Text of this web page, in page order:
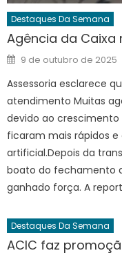
Destaques Da Semana
Agência da
Posted
on
9 de outubro de 2025
Assessoria esclarece
atendimento Muitas
devido ao crescimento
ficaram mais rápidos
artificial.Depois da
boato do fechamento
ganhado força. A
Destaques Da Semana
ACIC faz